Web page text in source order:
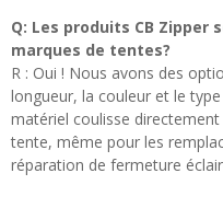
Q: Les produits CB
marques de tentes?
R : Oui ! Nous avons des
longueur, la couleur et le
matériel coulisse
tente, même pour les
réparation de fermeture